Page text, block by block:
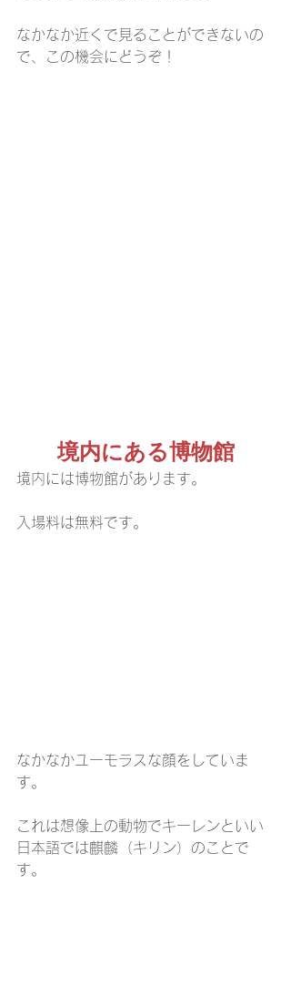
なかなか近くで見ることができないの
で、この機会にどうぞ！
境内にある博物館
境内には博物館があります。
入場料は無料です。
なかなかユーモラスな顔をしていま
す。
これは想像上の動物でキーレンといい
日本語では麒麟（キリン）のことで
す。